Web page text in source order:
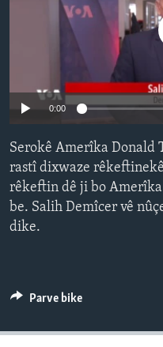
ÇAND Û HUNER
SORANÎ
FOLLOW US
Auto
No media
0:00
Serokê Amerîka Donald
rastî dixwaze
rêkeftin dê ji bo
be. Salih Demîcer vê
dike.
Parve bike